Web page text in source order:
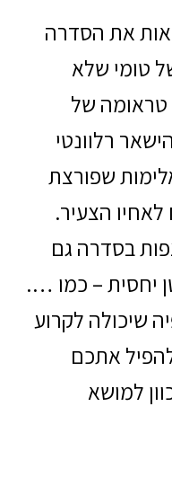
את הסדרה
טומי שלא
טראומה של
רלוונטי
שפורצת
הצעיר.
בסדרה גם
יחסית – כמו ….
שיכולה לקרוע
אתכם
למושא